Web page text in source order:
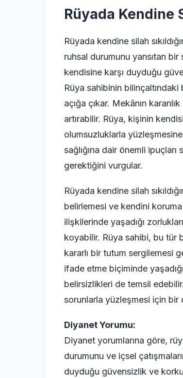
Rüyada Kendine
Rüyada kendine silah
ruhsal durumunu yansıtan
kendisine karşı duyduğu
Rüya sahibinin
açığa çıkar. Mekânın
artırabilir. Rüya, kişinin
olumsuzluklarla
sağlığına dair önemli
gerektiğini vurgular.
Rüyada kendine silah
belirlemesi ve kendini
ilişkilerinde yaşadığı
koyabilir. Rüya sahibi, bu tür
kararlı bir tutum sergilemesi
ifade etme biçiminde
belirsizlikleri de temsil
sorunlarla yüzleşmesi için bir
Diyanet Yorumu:
Diyanet yorumlarına göre,
durumunu ve içsel
duyduğu güvensizlik ve